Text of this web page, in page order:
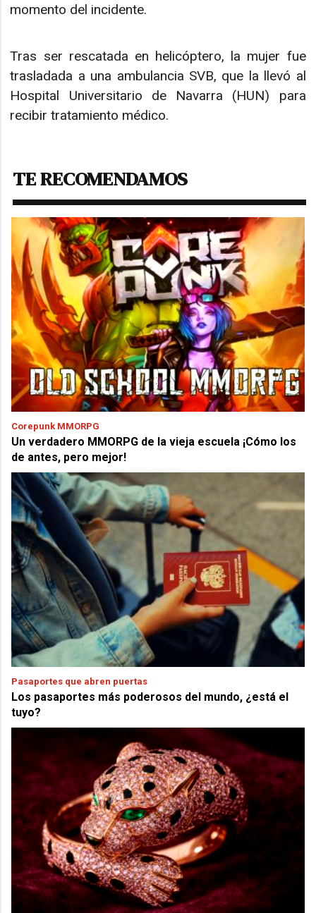
momento del incidente.
Tras ser rescatada en helicóptero, la mujer fue
trasladada a una ambulancia SVB, que la llevó al
Hospital Universitario de Navarra (HUN) para
recibir tratamiento médico.
TE RECOMENDAMOS
Corepunk MMORPG
Un verdadero MMORPG de la vieja escuela ¡Cómo los
de antes, pero mejor!
Pasaportes que abren puertas
Los pasaportes más poderosos del mundo, ¿está el
tuyo?